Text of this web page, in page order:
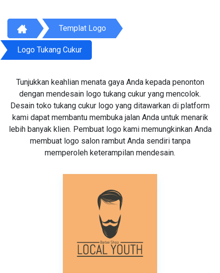
Templat Logo
Logo Tukang Cukur
Tunjukkan keahlian menata gaya Anda kepada penonton
dengan mendesain logo tukang cukur yang mencolok.
Desain toko tukang cukur logo yang ditawarkan di platform
kami dapat membantu membuka jalan Anda untuk menarik
lebih banyak klien. Pembuat logo kami memungkinkan Anda
membuat logo salon rambut Anda sendiri tanpa
memperoleh keterampilan mendesain.